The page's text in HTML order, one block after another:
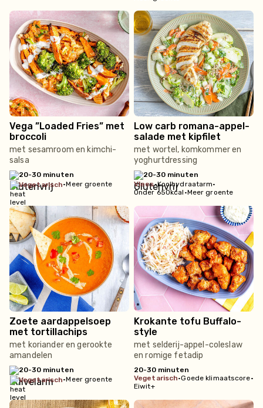
Vega ”Loaded Fries” met
broccoli
met sesamroom en kimchi-
salsa
20-30 minuten
vegetarisch•Meer groente
Low carb romana-appel-
salade met kipfilet
met wortel, komkommer en
yoghurtdressing
20-30 minuten
vlees•Koolhydraatarm•
Onder 650kcal •Meer groente
Zoete aardappelsoep
met tortillachips
met koriander en gerookte
amandelen
20-30 minuten
vegetarisch•Meer groente
Krokante tofu Buffalo-
style
met selderij-appel-coleslaw
en romige fetadip
20-30 minuten
vegetarisch•Goede klimaatscore•
Eiwit+